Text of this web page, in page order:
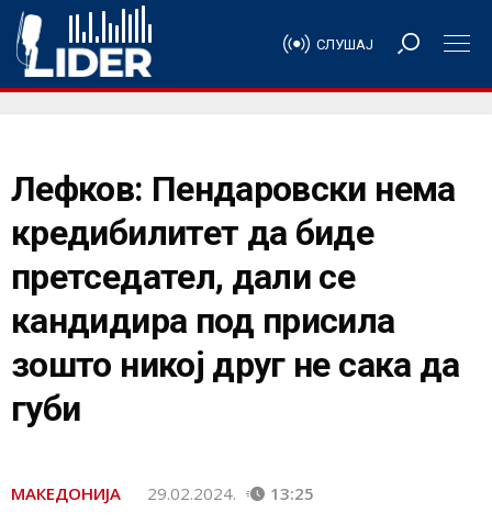
СЛУШАЈ
Лефков: Пендаровски нема
кредибилитет да биде
претседател, дали се
кандидира под присила
зошто никој друг не сака да
губи
МАКЕДОНИЈА 29.02.2024. 13:25